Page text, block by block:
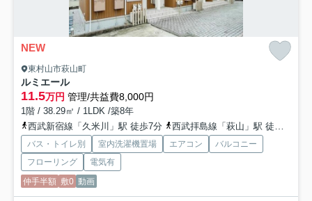
NEW
東村山市萩山町
ルミエール
11.5万円 管理/共益費8,000円
1階 / 38.29㎡ / 1LDK /築8年
西武新宿線「久米川」駅 徒歩7分
西武拝島線「萩山」駅 徒歩10分
バス・トイレ別 室内洗濯機置場 エアコン
バルコニー
フローリング
電気有
仲手半額 敷0 動画